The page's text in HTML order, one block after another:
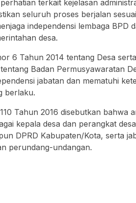
terkait kejelasan
seluruh proses berjalan
independensi lembaga BPD
desa.
6 Tahun 2014 tentang Desa serta
Badan Permusyawaratan
jabatan dan mematuhi
berlaku.
Tahun 2016 disebutkan bahwa
kepala desa dan perangkat
DPRD Kabupaten/Kota, serta
perundang-undangan.